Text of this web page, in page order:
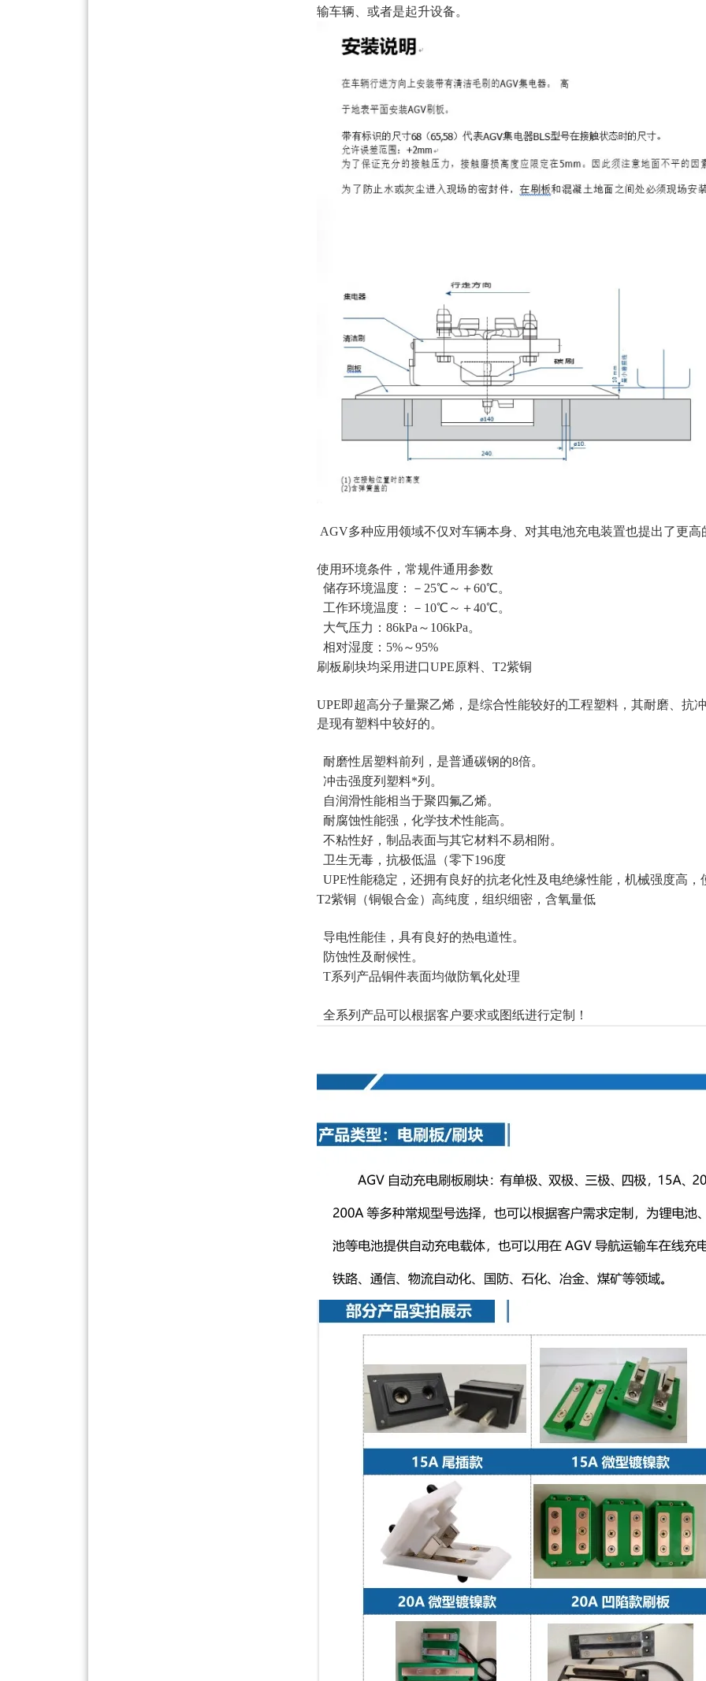
输车辆、或者是起升设备。
AGV多种应用领域不仅对车辆本身、对其电池充电装置也提出了更高
使用环境条件，常规件通用参数
储存环境温度：－25℃～＋60℃。
工作环境温度：－10℃～＋40℃。
大气压力：86kPa～106kPa。
相对湿度：5%～95%
刷板刷块均采用进口UPE原料、T2紫铜
UPE即超高分子量聚乙烯，是综合性能较好的工程塑料，其耐磨、抗
是现有塑料中较好的。
耐磨性居塑料前列，是普通碳钢的8倍。
冲击强度列塑料*列。
自润滑性能相当于聚四氟乙烯。
耐腐蚀性能强，化学技术性能高。
不粘性好，制品表面与其它材料不易相附。
卫生无毒，抗极低温（零下196度
UPE性能稳定，还拥有良好的抗老化性及电绝缘性能，机械强度高，
T2紫铜（铜银合金）高纯度，组织细密，含氧量低
导电性能佳，具有良好的热电道性。
防蚀性及耐候性。
T系列产品铜件表面均做防氧化处理
全系列产品可以根据客户要求或图纸进行定制！